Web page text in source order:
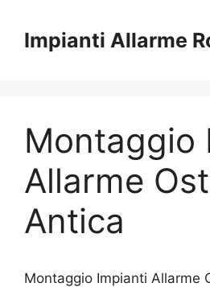
contenuto
Impianti Allarme
Montaggio
Allarme
Antica
Montaggio Impianti Allarme